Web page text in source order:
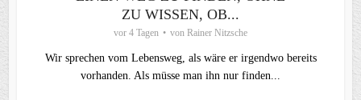
ZU WISSEN, OB...
vor 4 Tagen von Rainer Nitzsche
Wir sprechen vom Lebensweg, als wäre er irgendwo bereits
vorhanden. Als müsse man ihn nur finden...